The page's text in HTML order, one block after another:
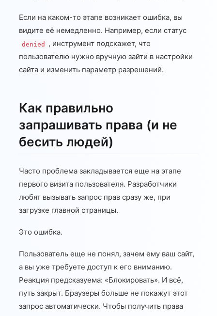
Если на каком-то этапе возникает ошибка, вы
видите её немедленно. Например, если статус
denied
, инструмент подскажет, что
пользователю нужно вручную зайти в настройки
сайта и изменить параметр разрешений.
Как правильно
запрашивать права (и не
бесить людей)
Часто проблема закладывается еще на этапе
первого визита пользователя. Разработчики
любят вызывать запрос прав сразу же, при
загрузке главной страницы.
Это ошибка.
Пользователь еще не понял, зачем ему ваш сайт,
а вы уже требуете доступ к его вниманию.
Реакция предсказуема: «Блокировать». И всё,
путь закрыт. Браузеры больше не покажут этот
запрос автоматически. Чтобы получить права